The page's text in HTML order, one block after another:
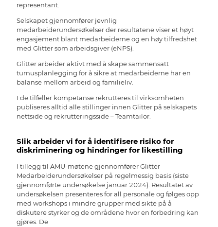
representant.
Selskapet gjennomfører jevnlig
medarbeiderundersøkelser der resultatene viser et høyt
engasjement blant medarbeiderne og en høy tilfredshet
med Glitter som arbeidsgiver (eNPS).
Glitter arbeider aktivt med å skape sammensatt
turnusplanlegging for å sikre at medarbeiderne har en
balanse mellom arbeid og familieliv.
I de tilfeller kompetanse rekrutteres til virksomheten
publiseres alltid alle stillinger innen Glitter på selskapets
nettside og rekrutteringsside – Teamtailor.
Slik arbeider vi for å identifisere risiko for
diskriminering og hindringer for likestilling
I tillegg til AMU-møtene gjennomfører Glitter
Medarbeiderundersøkelser på regelmessig basis (siste
gjennomførte undersøkelse januar 2024). Resultatet av
undersøkelsen presenteres for all personale og følges opp
med workshops i mindre grupper med sikte på å
diskutere styrker og de områdene hvor en forbedring kan
gjøres. De